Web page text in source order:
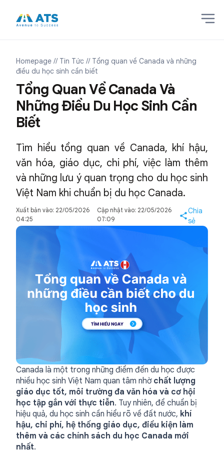
Homepage // Tin Tức // Tổng quan về Canada và những
điều du học sinh cần biết
Tổng Quan Về Canada Và
Những Điều Du Học Sinh Cần
Biết
Tìm hiểu tổng quan về Canada, khí hậu,
văn hóa, giáo dục, chi phí, việc làm thêm
và những lưu ý quan trọng cho du học sinh
Việt Nam khi chuẩn bị du học Canada.
Xuất bản vào: 22/05/2026
04:25
Cập nhật vào: 22/05/2026
07:09
Chia
sẻ
Canada là một trong những điểm đến du học được
nhiều học sinh Việt Nam quan tâm nhờ chất lượng
giáo dục tốt, môi trường đa văn hóa và cơ hội
học tập gắn với thực tiễn. Tuy nhiên, để chuẩn bị
hiệu quả, du học sinh cần hiểu rõ về đất nước, khí
hậu, chi phí, hệ thống giáo dục, điều kiện làm
thêm và các chính sách du học Canada mới
nhất.